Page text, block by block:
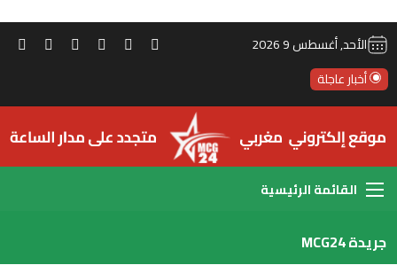
الأحد, أغسطس 9 2026 ‫YouTubeانستقرام ‫TikTok
ملخص الموقع RSS
أخبار عاجلة
القائمة
جريدة MCG24